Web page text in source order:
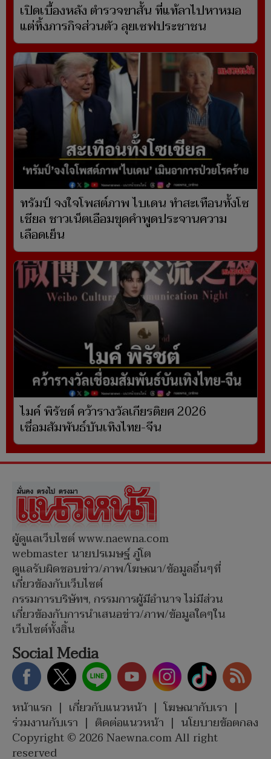
เปิดเบื้องหลัง ตำรวจขาสั้น ที่แท้ลาไปหาหมอ
แต่ทิ้งภารกิจส่วนตัว ลุยเซฟประชาชน
ทรัมป์ จงใจโพสต์ภาพ ไบเดน ทำสะเทือนทั้งโซ
เชียล ชาวเน็ตเอือมขุดคำพูดประจานความ
เลือดเย็น
ไมค์ พิรัชต์ คว้ารางวัลเกียรติยศ 2026
เชื่อมสัมพันธ์บันเทิงไทย-จีน
ผู้ดูแลเว็บไซต์ www.naewna.com
webmaster นายปรเมษฐ์ ภู่โต
ดูแลรับผิดชอบข่าว/ภาพ/โฆษณา/ข้อมูลอื่นๆที่
เกี่ยวข้องกับเว็บไซต์
กรรมการบริษัทฯ, กรรมการผู้มีอำนาจ ไม่มีส่วน
เกี่ยวข้องกับการนำเสนอข่าว/ภาพ/ข้อมูลใดๆใน
เว็บไซต์ทั้งสิ้น
Social Media
หน้าแรก | เกี่ยวกับแนวหน้า | โฆษณากับเรา |
ร่วมงานกับเรา | ติดต่อแนวหน้า | นโยบายข้อตกลง
Copyright © 2026 Naewna.com All right
reserved